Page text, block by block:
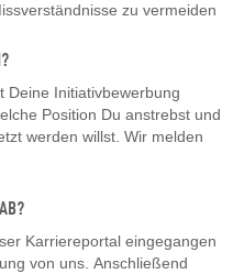
zu vermeiden
Deine Initiativbewerbung
Position Du anstrebst und
werden willst. Wir melden
Karriereportal eingegangen
von uns. Anschließend